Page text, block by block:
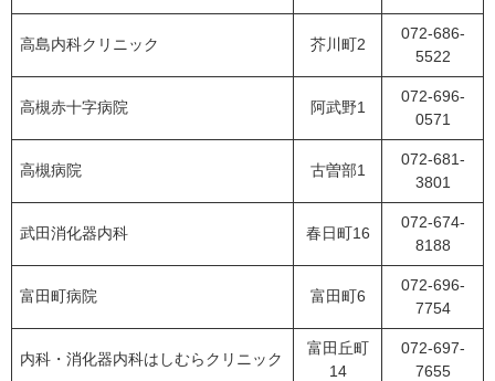
高島内科クリニック 芥川町2
072-686-
5522
高槻赤十字病院 阿武野1
072-696-
0571
高槻病院 古曽部1
072-681-
3801
武田消化器内科 春日町16
072-674-
8188
富田町病院 富田町6
072-696-
7754
内科・消化器内科はしむらクリニック
富田丘町
14
072-697-
7655